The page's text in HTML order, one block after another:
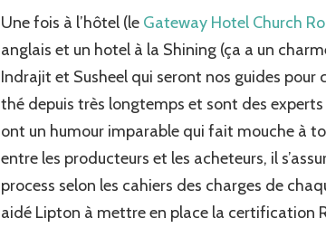
Une fois à l’hôtel (le Gateway Hotel Church
anglais et un hotel à la Shining (ça a un
Indrajit et Susheel qui seront nos guides
thé depuis très longtemps et sont des
ont un humour imparable qui fait mouche à
entre les producteurs et les acheteurs, il
process selon les cahiers des charges de
aidé Lipton à mettre en place la certification